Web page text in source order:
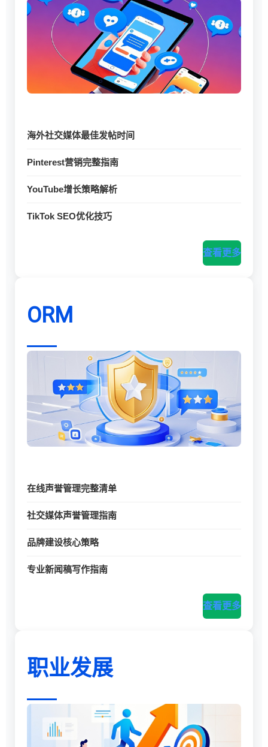
海外社交媒体最佳发帖时间
Pinterest营销完整指南
YouTube增长策略解析
TikTok SEO优化技巧
查看更多
ORM
在线声誉管理完整清单
社交媒体声誉管理指南
品牌建设核心策略
专业新闻稿写作指南
查看更多
职业发展